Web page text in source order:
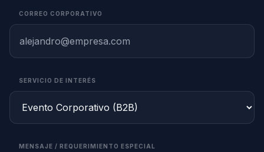
CORREO CORPORATIVO
SERVICIO DE INTERÉS
MENSAJE / REQUERIMIENTO ESPECIAL